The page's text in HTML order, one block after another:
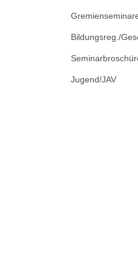
Bildungsreg./
Jugend/JAV